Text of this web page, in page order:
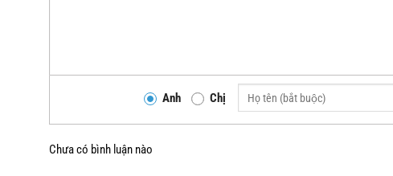
Anh Chị
Chưa có bình luận nào